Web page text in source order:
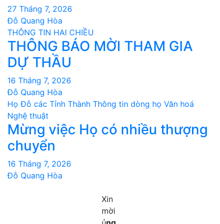
27 Tháng 7, 2026
Đỗ Quang Hòa
THÔNG TIN HAI CHIỀU
THÔNG BÁO MỜI THAM GIA
DỰ THẦU
16 Tháng 7, 2026
Đỗ Quang Hòa
Họ Đỗ các Tỉnh Thành Thông tin dòng họ Văn hoá
Nghệ thuật
Mừng việc Họ có nhiều thượng
chuyển
16 Tháng 7, 2026
Đỗ Quang Hòa
Xin
mời